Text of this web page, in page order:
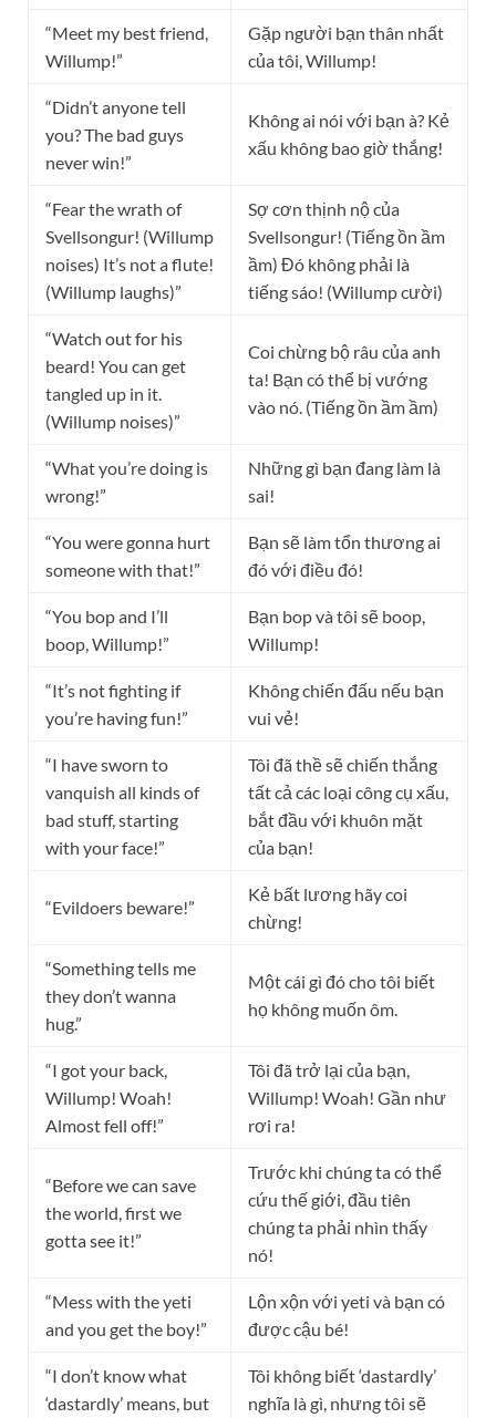
“Meet my best friend,
Willump!”
Gặp người bạn thân nhất
của tôi, Willump!
“Didn’t anyone tell
you? The bad guys
never win!”
Không ai nói với bạn à? Kẻ
xấu không bao giờ thắng!
“Fear the wrath of
Svellsongur! (Willump
noises) It’s not a flute!
(Willump laughs)”
Sợ cơn thịnh nộ của
Svellsongur! (Tiếng ồn ầm
ầm) Đó không phải là
tiếng sáo! (Willump cười)
“Watch out for his
beard! You can get
tangled up in it.
(Willump noises)”
Coi chừng bộ râu của anh
ta! Bạn có thể bị vướng
vào nó. (Tiếng ồn ầm ầm)
“What you’re doing is
wrong!”
Những gì bạn đang làm là
sai!
“You were gonna hurt
someone with that!”
Bạn sẽ làm tổn thương ai
đó với điều đó!
“You bop and I’ll
boop, Willump!”
Bạn bop và tôi sẽ boop,
Willump!
“It’s not fighting if
you’re having fun!”
Không chiến đấu nếu bạn
vui vẻ!
“I have sworn to
vanquish all kinds of
bad stuff, starting
with your face!”
Tôi đã thề sẽ chiến thắng
tất cả các loại công cụ xấu,
bắt đầu với khuôn mặt
của bạn!
“Evildoers beware!”
Kẻ bất lương hãy coi
chừng!
“Something tells me
they don’t wanna
hug.”
Một cái gì đó cho tôi biết
họ không muốn ôm.
“I got your back,
Willump! Woah!
Almost fell off!”
Tôi đã trở lại của bạn,
Willump! Woah! Gần như
rơi ra!
“Before we can save
the world, first we
gotta see it!”
Trước khi chúng ta có thể
cứu thế giới, đầu tiên
chúng ta phải nhìn thấy
nó!
“Mess with the yeti
and you get the boy!”
Lộn xộn với yeti và bạn có
được cậu bé!
“I don’t know what
‘dastardly’ means, but
Tôi không biết ‘dastardly’
nghĩa là gì, nhưng tôi sẽ